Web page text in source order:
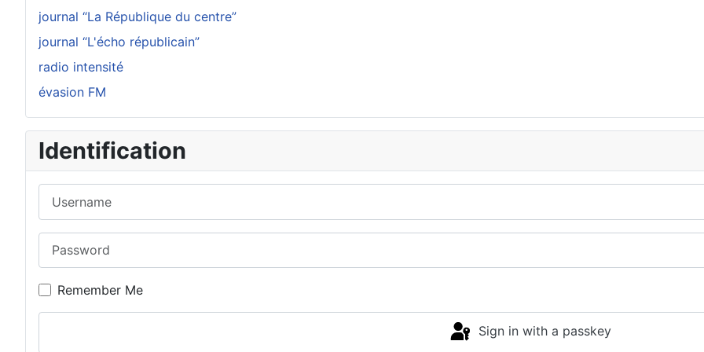
journal “La République du centre”
journal “L'écho républicain”
radio intensité
évasion FM
Identification
Remember Me
Sign in with a passkey